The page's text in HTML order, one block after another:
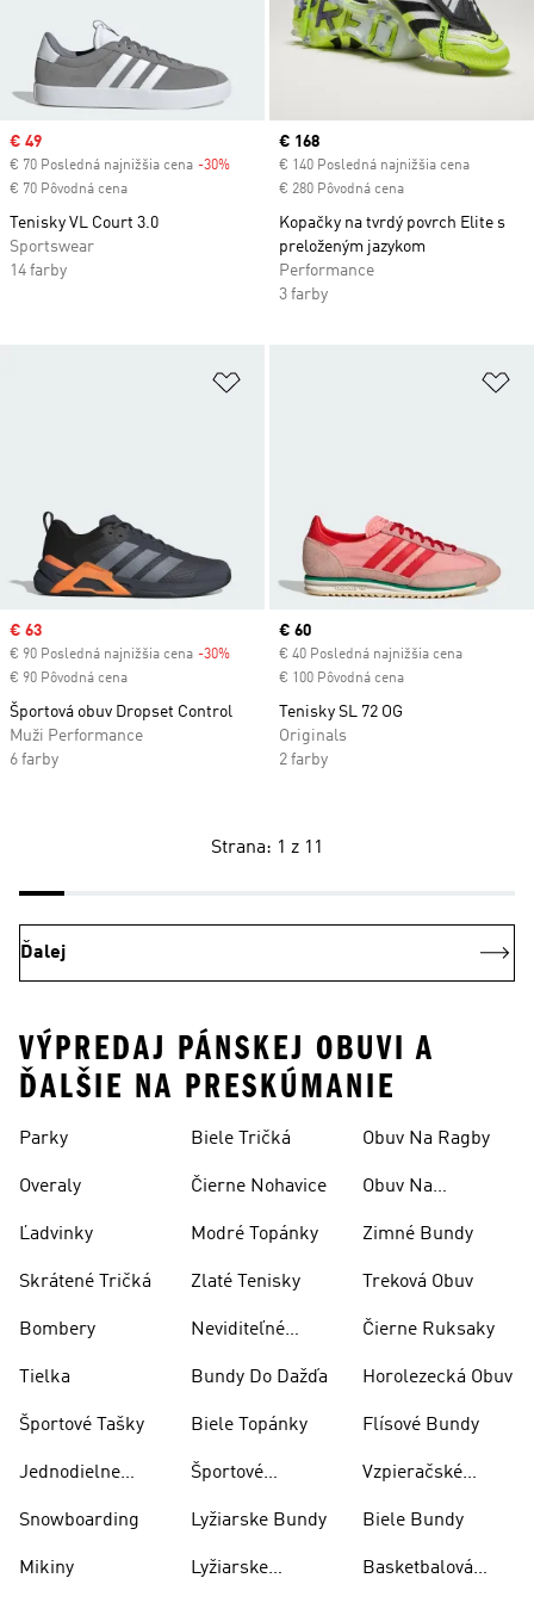
Sale price
€ 49
€ 70 Posledná najnižšia cena -30% Discount
€ 70 Pôvodná cena
Tenisky VL Court 3.0
Sportswear
14 farby
Current price
€ 168
€ 140 Posledná najnižšia cena
€ 280 Pôvodná cena
Kopačky na tvrdý povrch Elite s
preloženým jazykom
Performance
3 farby
Pridať do zoznamu želaných
Sale price
€ 63
€ 90 Posledná najnižšia cena -30% Discount
€ 90 Pôvodná cena
Športová obuv Dropset Control
Muži Performance
6 farby
Current price
€ 60
€ 40 Posledná najnižšia cena
€ 100 Pôvodná cena
Tenisky SL 72 OG
Originals
2 farby
Strana: 1 z 11
Ďalej
VÝPREDAJ PÁNSKEJ OBUVI A
ĎALŠIE NA PRESKÚMANIE
Parky
Overaly
Ľadvinky
Skrátené Tričká
Bombery
Tielka
Športové Tašky
Jednodielne
Snowboarding
Mikiny
Biele Tričká
Čierne Nohavice
Modré Topánky
Zlaté Tenisky
Neviditeľné
Bundy Do Dažďa
Biele Topánky
Športové
Lyžiarske Bundy
Lyžiarske
Obuv Na Ragby
Obuv Na
Zimné Bundy
Treková Obuv
Čierne Ruksaky
Horolezecká Obuv
Flísové Bundy
Vzpieračské
Biele Bundy
Basketbalová